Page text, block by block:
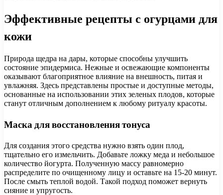
Эффективные рецепты с огурцами для
кожи
Природа щедра на дары, которые способны улучшить
состояние эпидермиса. Нежные и освежающие компоненты
оказывают благоприятное влияние на внешность, питая и
увлажняя. Здесь представлены простые и доступные методы,
основанные на использовании этих зеленых плодов, которые
станут отличным дополнением к любому ритуалу красоты.
Маска для восстановления тонуса
Для создания этого средства нужно взять один плод,
тщательно его измельчить. Добавьте ложку меда и небольшое
количество йогурта. Полученную массу равномерно
распределите по очищенному лицу и оставьте на 15-20 минут.
После смыть теплой водой. Такой подход поможет вернуть
сияние и упругость.